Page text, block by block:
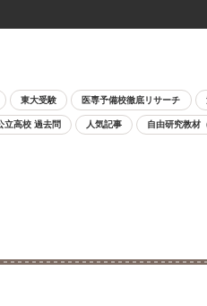
東大受験 医専予備校徹底リサーチ
立高校 過去問 人気記事 自由研究教材